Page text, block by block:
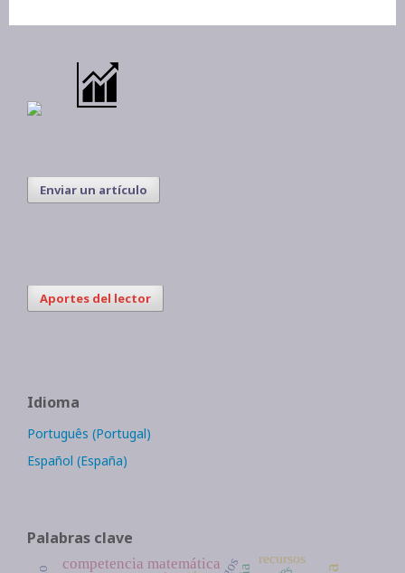
Enviar un artículo
Aportes del lector
Idioma
Português (Portugal)
Español (España)
Palabras clave
competencia matemática recursos